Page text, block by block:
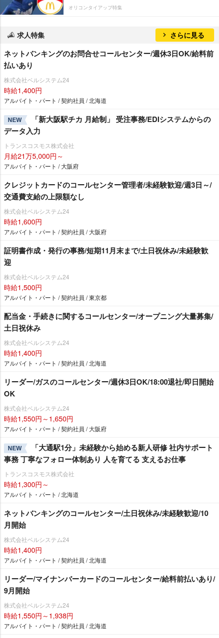
オリコンタイアップ特集
求人特集 さらに見る
ネットバンキングのお問合せコールセンター/週休3日OK/給料前
払いあり
株式会社ベルシステム24
時給1,400円
アルバイト・パート / 契約社員 / 北海道
NEW
「新大阪駅チカ 月給制」 受注事務/EDIシステムからの
データ入力
トランスコスモス株式会社
月給21万5,000円～
アルバイト・パート / 大阪府
クレジットカードのコールセンター管理者/未経験歓迎/週3日～/
交通費支給の上限額なし
株式会社ベルシステム24
時給1,600円
アルバイト・パート / 契約社員 / 大阪府
証明書作成・発行の事務/短期11月末まで/土日祝休み/未経験歓
迎
株式会社ベルシステム24
時給1,500円
アルバイト・パート / 契約社員 / 東京都
配当金・手続きに関するコールセンター/オープニング大量募集/
土日祝休み
株式会社ベルシステム24
時給1,400円
アルバイト・パート / 契約社員 / 北海道
リーダー/ガスのコールセンター/週休3日OK/18:00退社/即日開始
OK
株式会社ベルシステム24
時給1,550円～1,650円
アルバイト・パート / 契約社員 / 大阪府
NEW
「大通駅1分」未経験から始める新人研修 社内サポート
事務 丁寧なフォロー体制あり 人を育てる 支えるお仕事
トランスコスモス株式会社
時給1,300円～
アルバイト・パート / 北海道
ネットバンキングのコールセンター/土日祝休み/未経験歓迎/10
月開始
株式会社ベルシステム24
時給1,400円
アルバイト・パート / 契約社員 / 北海道
リーダー/マイナンバーカードのコールセンター/給料前払いあり/
9月開始
株式会社ベルシステム24
時給1,550円～1,938円
アルバイト・パート / 契約社員 / 北海道